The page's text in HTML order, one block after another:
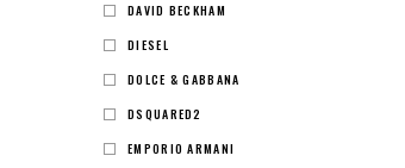
DAVID BECKHAM
DIESEL
DOLCE & GABBANA
DSQUARED2
EMPORIO ARMANI